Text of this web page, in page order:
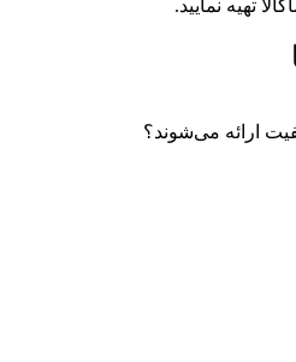
تهیه نمایید.
ارائه می‌شوند؟